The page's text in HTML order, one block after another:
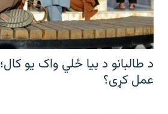
د طالبانو د بیا ځلي واک یو
عمل کړی؟